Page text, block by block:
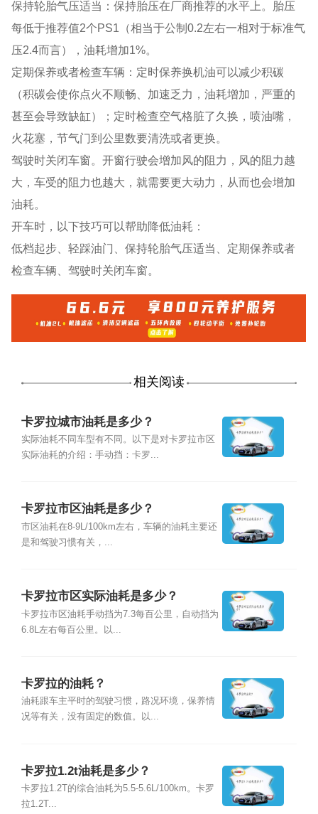
保持轮胎气压适当：保持胎压在厂商推荐的水平上。胎压
每低于推荐值2个PS1（相当于公制0.2左右一相对于标准气
压2.4而言），油耗增加1%。
定期保养或者检查车辆：定时保养换机油可以减少积碳
（积碳会使你点火不顺畅、加速乏力，油耗增加，严重的
甚至会导致缺缸）；定时检查空气格脏了久换，喷油嘴，
火花塞，节气门到公里数要清洗或者更换。
驾驶时关闭车窗。开窗行驶会增加风的阻力，风的阻力越
大，车受的阻力也越大，就需要更大动力，从而也会增加
油耗。
开车时，以下技巧可以帮助降低油耗：
低档起步、轻踩油门、保持轮胎气压适当、定期保养或者
检查车辆、驾驶时关闭车窗。
相关阅读
卡罗拉城市油耗是多少？
实际油耗不同车型有不同。以下是对卡罗拉市区
实际油耗的介绍：手动挡：卡罗...
卡罗拉市区油耗是多少？
市区油耗在8-9L/100km左右，车辆的油耗主要还
是和驾驶习惯有关，...
卡罗拉市区实际油耗是多少？
卡罗拉市区油耗手动挡为7.3每百公里，自动挡为
6.8L左右每百公里。以...
卡罗拉的油耗？
油耗跟车主平时的驾驶习惯，路况环境，保养情
况等有关，没有固定的数值。以...
卡罗拉1.2t油耗是多少？
卡罗拉1.2T的综合油耗为5.5-5.6L/100km。卡罗
拉1.2T...